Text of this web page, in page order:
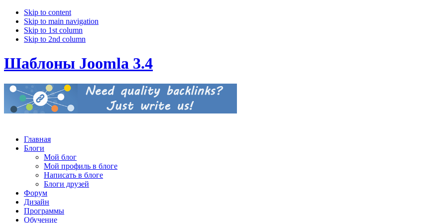
Skip to content
Skip to main navigation
Skip to 1st column
Skip to 2nd column
Шаблоны Joomla 3.4
Главная
Блоги
Мой блог
Мой профиль в блоге
Написать в блоге
Блоги друзей
Форум
Дизайн
Программы
Обучение